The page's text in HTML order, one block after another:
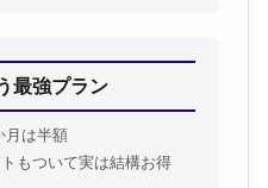
最強プラン
月は半額
もついて実は結構お得